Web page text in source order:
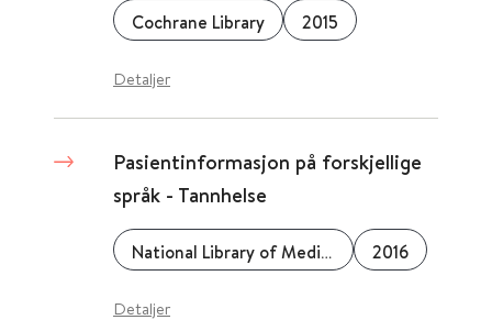
Cochrane Library 2015
Detaljer
Pasientinformasjon på forskjellige
språk - Tannhelse
National Library of Medicine (NLM) 2016
Detaljer